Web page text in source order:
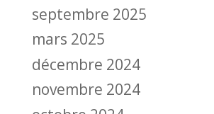
septembre 2025
mars 2025
décembre 2024
novembre 2024